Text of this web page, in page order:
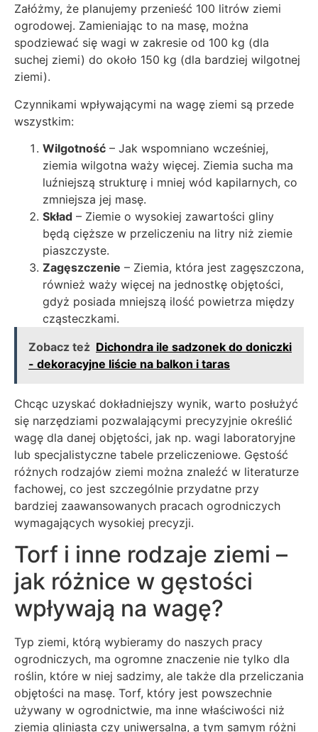
Załóżmy, że planujemy przenieść 100 litrów ziemi
ogrodowej. Zamieniając to na masę, można
spodziewać się wagi w zakresie od 100 kg (dla
suchej ziemi) do około 150 kg (dla bardziej wilgotnej
ziemi).
Czynnikami wpływającymi na wagę ziemi są przede
wszystkim:
Wilgotność – Jak wspomniano wcześniej,
ziemia wilgotna waży więcej. Ziemia sucha ma
luźniejszą strukturę i mniej wód kapilarnych, co
zmniejsza jej masę.
Skład – Ziemie o wysokiej zawartości gliny
będą cięższe w przeliczeniu na litry niż ziemie
piaszczyste.
Zagęszczenie – Ziemia, która jest zagęszczona,
również waży więcej na jednostkę objętości,
gdyż posiada mniejszą ilość powietrza między
cząsteczkami.
Zobacz też Dichondra ile sadzonek do doniczki
- dekoracyjne liście na balkon i taras
Chcąc uzyskać dokładniejszy wynik, warto posłużyć
się narzędziami pozwalającymi precyzyjnie określić
wagę dla danej objętości, jak np. wagi laboratoryjne
lub specjalistyczne tabele przeliczeniowe. Gęstość
różnych rodzajów ziemi można znaleźć w literaturze
fachowej, co jest szczególnie przydatne przy
bardziej zaawansowanych pracach ogrodniczych
wymagających wysokiej precyzji.
Torf i inne rodzaje ziemi –
jak różnice w gęstości
wpływają na wagę?
Typ ziemi, którą wybieramy do naszych pracy
ogrodniczych, ma ogromne znaczenie nie tylko dla
roślin, które w niej sadzimy, ale także dla przeliczania
objętości na masę. Torf, który jest powszechnie
używany w ogrodnictwie, ma inne właściwości niż
ziemia gliniasta czy uniwersalna, a tym samym różni